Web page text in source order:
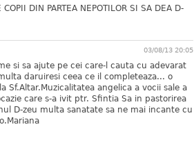
DIN PARTEA NEPOTILOR SI SA DEA D-
03/08/13 20:05
si sa ajute pe cei care-l cauta cu adevarat
daruiresi ceea ce il completeaza... o
Sf.Altar.Muzicalitatea angelica a vocii sale a
care s-a ivit ptr. Sfintia Sa in pastorirea
D-zeu multa sanatate sa ne mai incante cu